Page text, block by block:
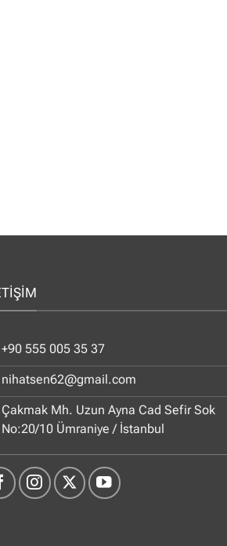
+90 555 005 35 37
nihatsen62@gmail.com
Çakmak Mh. Uzun Ayna Cad Sefir Sok
No:20/10 Ümraniye / İstanbul